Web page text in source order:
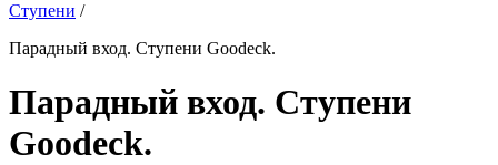
Ступени /
Парадный вход. Ступени Goodeck.
Парадный вход. Ступени
Goodeck.